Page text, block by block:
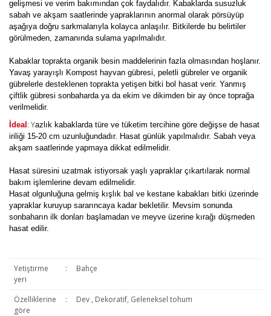
gelişmesi ve verim bakımından çok faydalıdır. Kabaklarda susuzluk
sabah ve akşam saatlerinde yapraklarının anormal olarak pörsüyüp
aşağıya doğru sarkmalarıyla kolayca anlaşılır. Bitkilerde bu belirtiler
görülmeden, zamanında sulama yapılmalıdır.
Kabaklar toprakta organik besin maddelerinin fazla olmasından hoşlanır.
Yavaş yarayışlı Kompost hayvan gübresi, peletli gübreler ve organik
gübrelerle desteklenen toprakta yetişen bitki bol hasat verir. Yanmış
çiftlik gübresi sonbaharda ya da ekim ve dikimden bir ay önce toprağa
verilmelidir.
İdeal : Yazlık kabaklarda türe ve tüketim tercihine göre değişse de hasat
iriliği 15-20 cm uzunluğundadır. Hasat günlük yapılmalıdır. Sabah veya
akşam saatlerinde yapmaya dikkat edilmelidir.
Hasat süresini uzatmak istiyorsak yaşlı yapraklar çıkartılarak normal
bakım işlemlerine devam edilmelidir.
Hasat olgunluğuna gelmiş kışlık bal ve kestane kabakları bitki üzerinde
yapraklar kuruyup sararıncaya kadar bekletilir. Mevsim sonunda
sonbaharın ilk donları başlamadan ve meyve üzerine kırağı düşmeden
hasat edilir.
Yetiştirme
yeri
: Bahçe
Özelliklerine
göre
: Dev , Dekoratif, Geleneksel tohum